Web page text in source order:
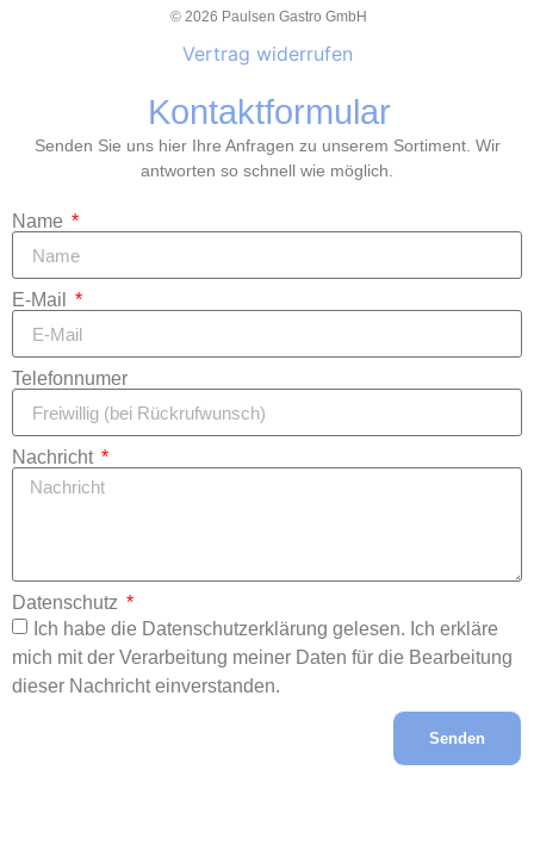
© 2026 Paulsen Gastro GmbH
Vertrag widerrufen
Kontaktformular
Senden Sie uns hier Ihre Anfragen zu unserem Sortiment. Wir
antworten so schnell wie möglich.
Name
E-Mail
Telefonnumer
Nachricht
Datenschutz
Ich habe die Datenschutzerklärung gelesen. Ich erkläre
mich mit der Verarbeitung meiner Daten für die Bearbeitung
dieser Nachricht einverstanden.
Senden